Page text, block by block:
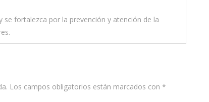
fortalezca por la prevención y atención de la
Los campos obligatorios están marcados con *